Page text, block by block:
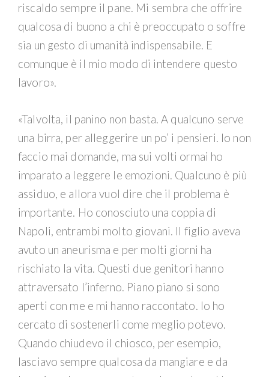
riscaldo sempre il pane. Mi sembra che offrire
qualcosa di buono a chi è preoccupato o soffre
sia un gesto di umanità indispensabile. E
comunque è il mio modo di intendere questo
lavoro».
«Talvolta, il panino non basta. A qualcuno serve
una birra, per alleggerire un po’ i pensieri. Io non
faccio mai domande, ma sui volti ormai ho
imparato a leggere le emozioni. Qualcuno è più
assiduo, e allora vuol dire che il problema è
importante. Ho conosciuto una coppia di
Napoli, entrambi molto giovani. Il figlio aveva
avuto un aneurisma e per molti giorni ha
rischiato la vita. Questi due genitori hanno
attraversato l’inferno. Piano piano si sono
aperti con me e mi hanno raccontato. Io ho
cercato di sostenerli come meglio potevo.
Quando chiudevo il chiosco, per esempio,
lasciavo sempre qualcosa da mangiare e da
bere in un luogo nascosto, solo per loro. Una